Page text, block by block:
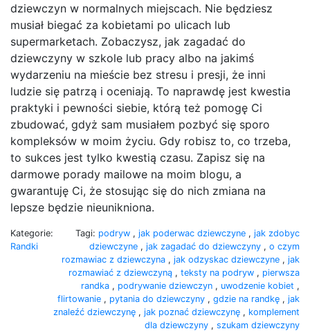
dziewczyn w normalnych miejscach. Nie będziesz
musiał biegać za kobietami po ulicach lub
supermarketach. Zobaczysz, jak zagadać do
dziewczyny w szkole lub pracy albo na jakimś
wydarzeniu na mieście bez stresu i presji, że inni
ludzie się patrzą i oceniają. To naprawdę jest kwestia
praktyki i pewności siebie, którą też pomogę Ci
zbudować, gdyż sam musiałem pozbyć się sporo
kompleksów w moim życiu. Gdy robisz to, co trzeba,
to sukces jest tylko kwestią czasu. Zapisz się na
darmowe porady mailowe na moim blogu, a
gwarantuję Ci, że stosując się do nich zmiana na
lepsze będzie nieunikniona.
Kategorie:
Randki
Tagi: podryw , jak poderwac dziewczyne , jak zdobyc
dziewczyne , jak zagadać do dziewczyny , o czym
rozmawiac z dziewczyna , jak odzyskac dziewczyne , jak
rozmawiać z dziewczyną , teksty na podryw , pierwsza
randka , podrywanie dziewczyn , uwodzenie kobiet ,
flirtowanie , pytania do dziewczyny , gdzie na randkę , jak
znaleźć dziewczynę , jak poznać dziewczynę , komplement
dla dziewczyny , szukam dziewczyny